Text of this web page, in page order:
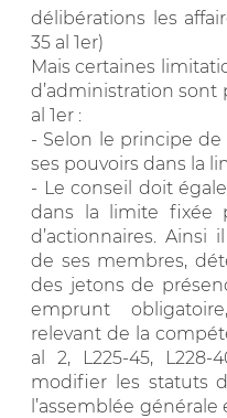
délibérations les
35 al 1er)
Mais certaines
d’administration sont
al 1er :
- Selon le principe de
ses pouvoirs dans la
- Le conseil doit
dans la limite fixée
d’actionnaires. Ainsi
de ses membres,
des jetons de
emprunt
relevant de la
al 2, L225-45,
modifier les statuts
l’assemblée générale